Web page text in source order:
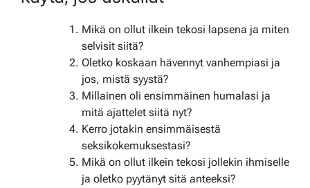
Mikä on ollut ilkein tekosi lapsena ja miten
selvisit siitä?
Oletko koskaan hävennyt vanhempiasi ja
jos, mistä syystä?
Millainen oli ensimmäinen humalasi ja
mitä ajattelet siitä nyt?
Kerro jotakin ensimmäisestä
seksikokemuksestasi?
Mikä on ollut ilkein tekosi jollekin ihmiselle
ja oletko pyytänyt sitä anteeksi?